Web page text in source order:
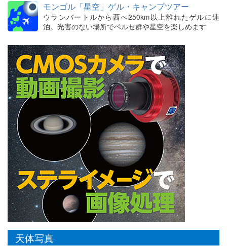
モンゴル「星空」ゲル・キャンプツアー
ウランバートルから西へ250km以上離れたゲルに連
泊。光害のない場所でペルセ群や星空を楽しめます
天体写真